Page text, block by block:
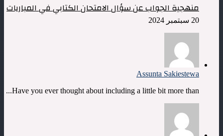
منهجية الجواب عن سؤال الامتحان الكتابي في المباريات
20 سبتمبر 2024
Assunta Sakiestewa
Have you ever thought about including a little bit more than...